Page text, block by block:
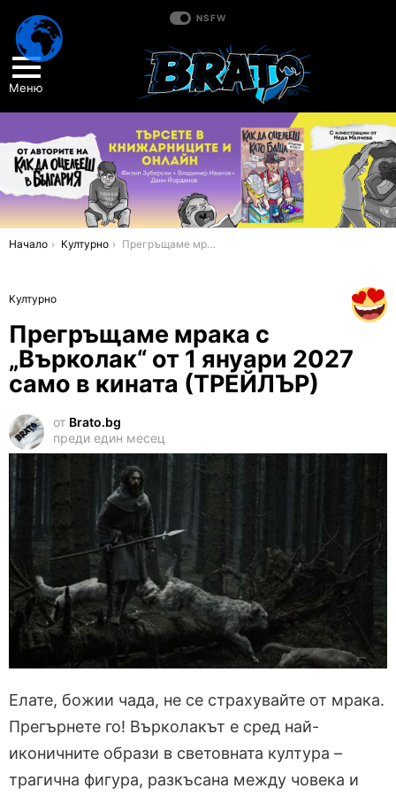
NSFW
Меню
You are here:
Начало Културно Прегръщаме мрака с „Върколак“ от 1 януари 2027 само в кината (ТРЕЙЛЪР)
Културно
Прегръщаме мрака с
„Върколак“ от 1 януари 2027
само в кината (ТРЕЙЛЪР)
от Brato.bg
преди един месец
Елате, божии чада, не се страхувайте от мрака.
Прегърнете го! Върколакът е сред най-
иконичните образи в световната култура –
трагична фигура, разкъсана между човека и